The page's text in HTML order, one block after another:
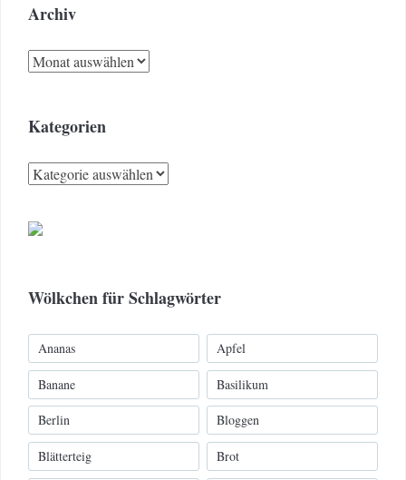
Archiv
Archiv
Kategorien
Kategorien
Wölkchen für Schlagwörter
Ananas Apfel
Banane Basilikum
Berlin Bloggen
Blätterteig Brot